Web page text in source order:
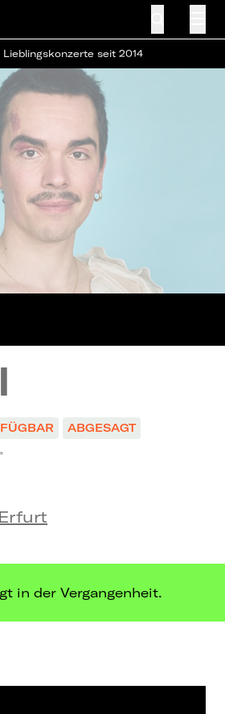
seit 2014
ABGESAGT
in der Vergangenheit.